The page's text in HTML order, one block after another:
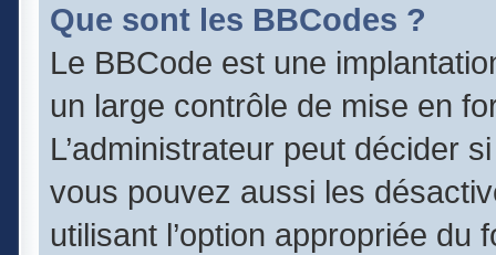
Que sont les BBCodes ?
Le BBCode est une
un large contrôle de mise en
L’administrateur peut décider
vous pouvez aussi les
utilisant l’option appropriée